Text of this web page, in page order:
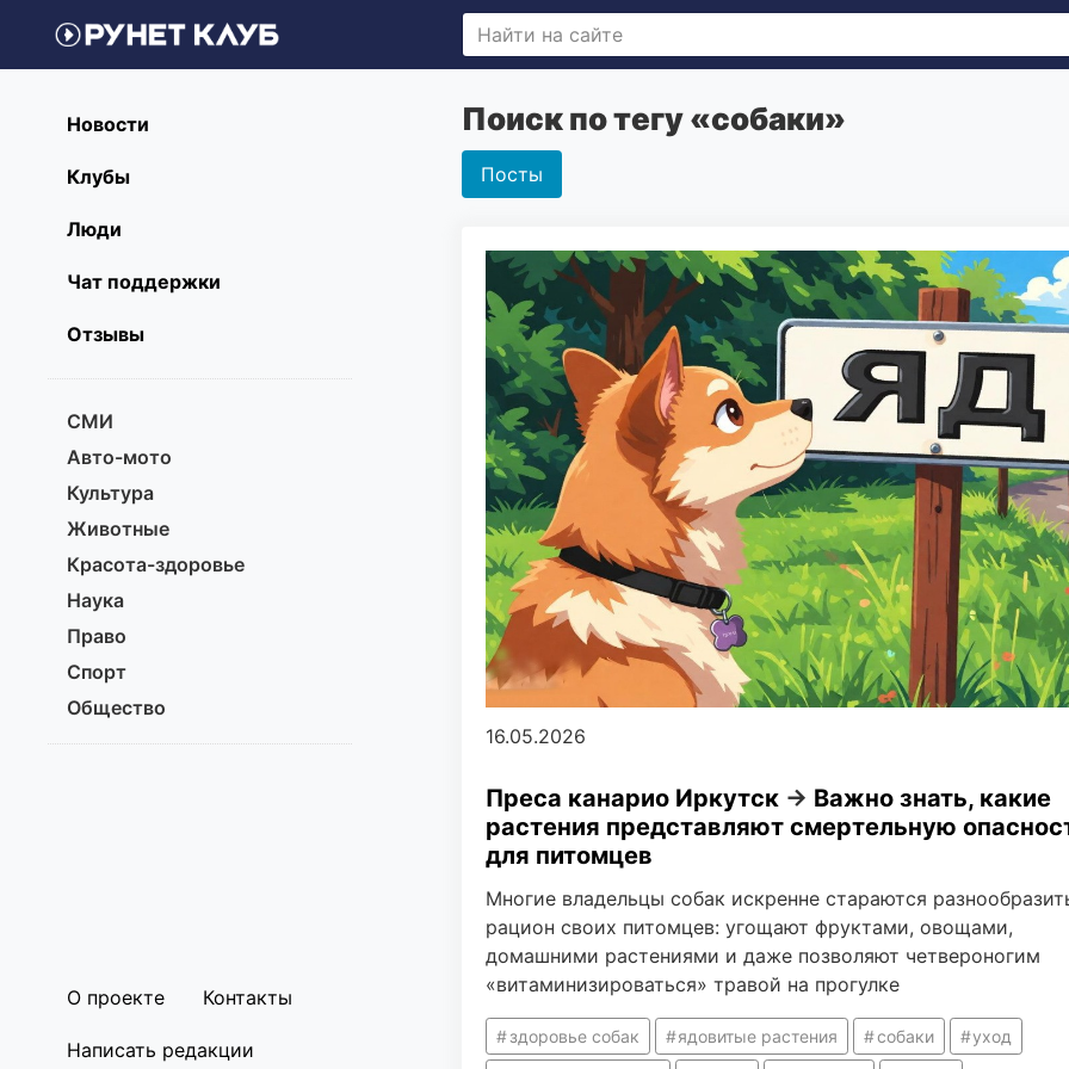
Новости
Клубы
Люди
Чат поддержки
Отзывы
СМИ
Авто-мото
Культура
Животные
Красота-здоровье
Наука
Право
Спорт
Общество
О проекте Контакты
Написать редакции
Поиск по тегу «собаки»
Посты
16.05.2026
Преса канарио Иркутск → Важно знать, какие
растения представляют смертельную
для питомцев
Многие владельцы собак искренне стараются
рацион своих питомцев: угощают фруктами, овощами,
домашними растениями и даже позволяют четвероногим
«витаминизироваться» травой на прогулке
здоровье собак ядовитые растения собаки уход